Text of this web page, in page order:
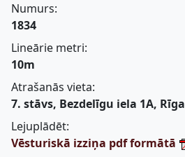
Numurs:
1834
Lineārie metri:
10m
Atrašanās vieta:
7. stāvs, Bezdelīgu iela 1A, Rīga
Lejuplādēt:
Vēsturiskā izziņa pdf formātā